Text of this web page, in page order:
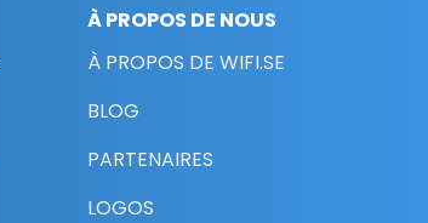
À PROPOS DE NOUS
À PROPOS DE WIFI.SE
BLOG
PARTENAIRES
LOGOS